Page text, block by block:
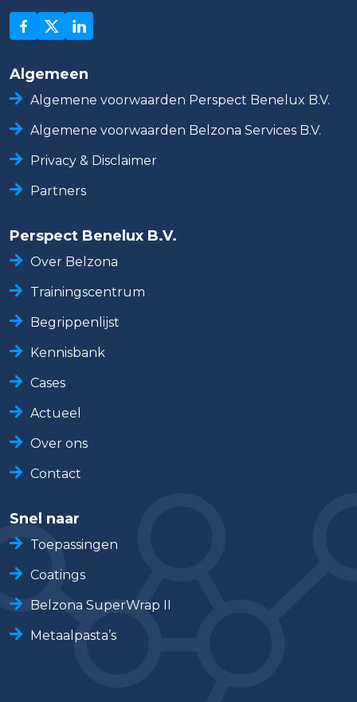
Algemeen
Algemene voorwaarden Perspect Benelux B.V.
Algemene voorwaarden Belzona Services B.V.
Privacy & Disclaimer
Partners
Perspect Benelux B.V.
Over Belzona
Trainingscentrum
Begrippenlijst
Kennisbank
Cases
Actueel
Over ons
Contact
Snel naar
Toepassingen
Coatings
Belzona SuperWrap II
Metaalpasta’s